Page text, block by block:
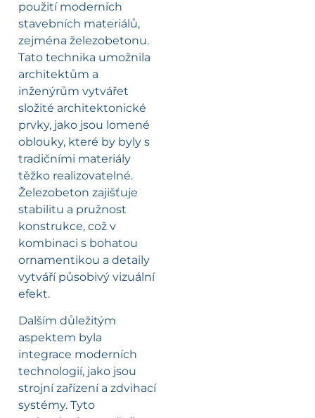
použití moderních
stavebních materiálů,
zejména železobetonu.
Tato technika umožnila
architektům a
inženýrům vytvářet
složité architektonické
prvky, jako jsou lomené
oblouky, které by byly s
tradičními materiály
těžko realizovatelné.
Železobeton zajišťuje
stabilitu a pružnost
konstrukce, což v
kombinaci s bohatou
ornamentikou a detaily
vytváří působivý vizuální
efekt.
Dalším důležitým
aspektem byla
integrace moderních
technologií, jako jsou
strojní zařízení a zdvihací
systémy. Tyto